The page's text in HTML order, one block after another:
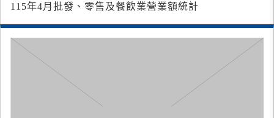
115年4月批發、零售及餐飲業營業額統計